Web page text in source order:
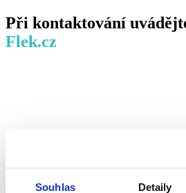
Souhlas Detaily
Při kontaktování
Flek.cz